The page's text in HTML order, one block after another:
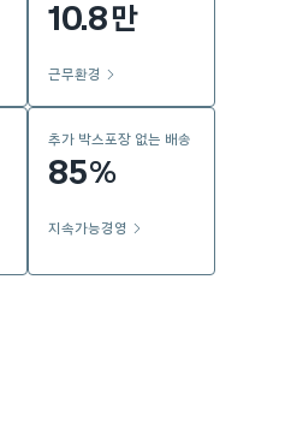
10.8만
근무환경
추가 박스포장 없는 배송
85%
지속가능경영